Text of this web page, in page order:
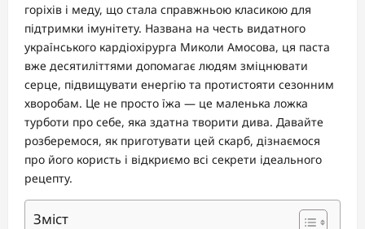
горіхів і меду, що стала справжньою класикою для
підтримки імунітету. Названа на честь видатного
українського кардіохірурга Миколи Амосова, ця паста
вже десятиліттями допомагає людям зміцнювати
серце, підвищувати енергію та протистояти сезонним
хворобам. Це не просто їжа — це маленька ложка
турботи про себе, яка здатна творити дива. Давайте
розберемося, як приготувати цей скарб, дізнаємося
про його користь і відкриємо всі секрети ідеального
рецепту.
Зміст